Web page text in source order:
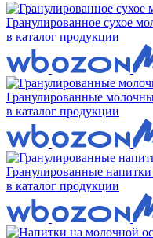
Гранулированное сухое
в каталог продукции
Гранулированные
в каталог продукции
Гранулированные
в каталог продукции